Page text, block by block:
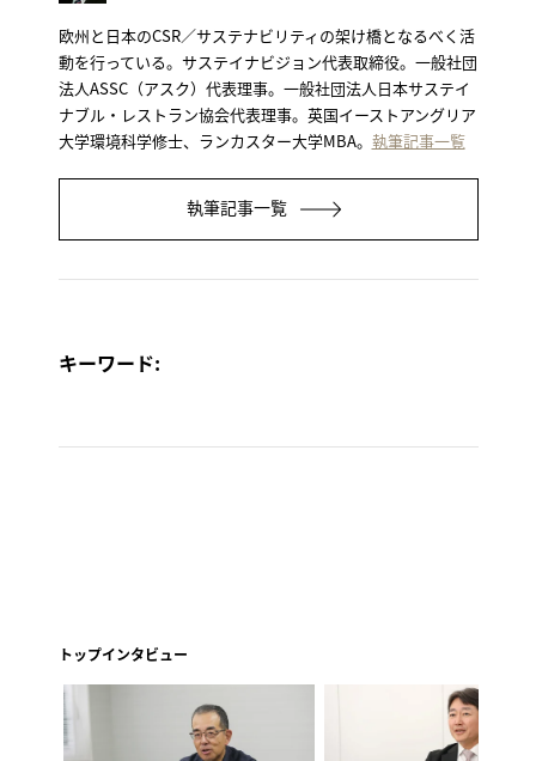
欧州と日本のCSR／サステナビリティの架け橋となるべく活
動を行っている。サステイナビジョン代表取締役。一般社団
法人ASSC（アスク）代表理事。一般社団法人日本サステイ
ナブル・レストラン協会代表理事。英国イーストアングリア
大学環境科学修士、ランカスター大学MBA。 執筆記事一覧
執筆記事一覧
キーワード:
トップインタビュー